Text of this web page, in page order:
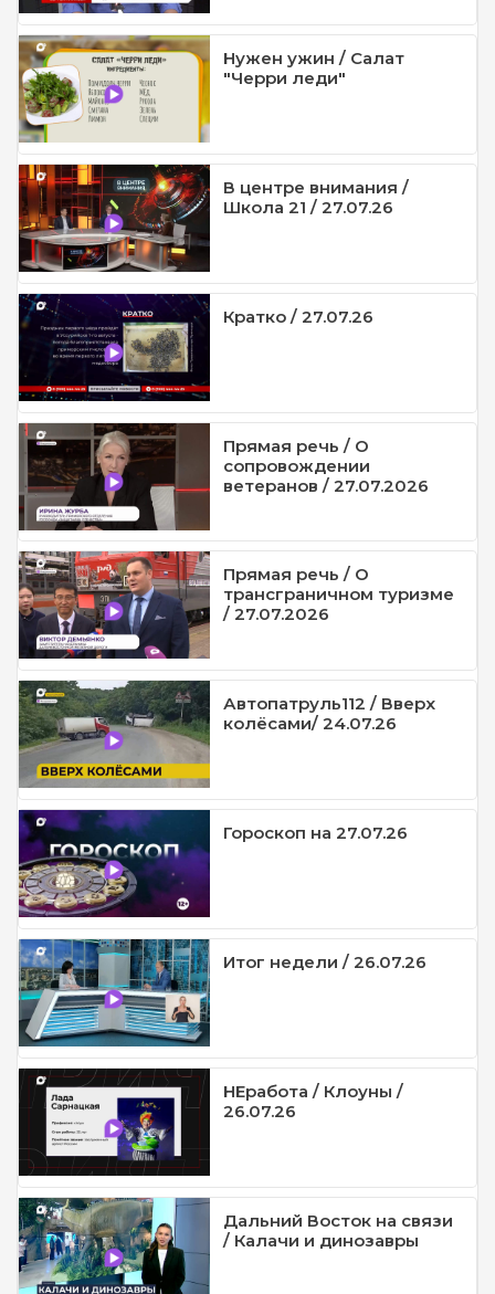
Нужен ужин / Салат
"Черри леди"
В центре внимания /
Школа 21 / 27.07.26
Кратко / 27.07.26
Прямая речь / О
сопровождении
ветеранов / 27.07.2026
Прямая речь / О
трансграничном туризме
/ 27.07.2026
Автопатруль112 / Вверх
колёсами/ 24.07.26
Гороскоп на 27.07.26
Итог недели / 26.07.26
НЕработа / Клоуны /
26.07.26
Дальний Восток на связи
/ Калачи и динозавры